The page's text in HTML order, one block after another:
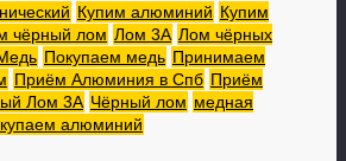
Купим алюминий Купим
чёрный лом Лом 3А Лом чёрных
Покупаем медь Принимаем
Приём Алюминия в Спб Приём
Лом 3А Чёрный лом медная
алюминий